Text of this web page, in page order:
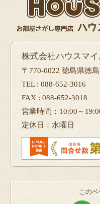
株式会社ハウスマ
〒770-0022 徳島県徳
TEL : 088-652-3016
FAX : 088-652-3018
営業時間：10:00～
定休日：水曜日
この